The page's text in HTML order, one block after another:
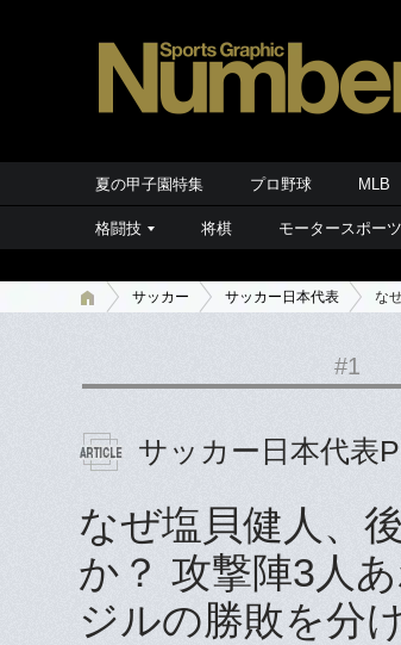
夏の甲子園特集 プロ野球 MLB
格闘技 将棋 モータースポーツ
サッカー サッカー日本代表 な
#1
サッカー日本代表
なぜ塩貝健人、
か？ 攻撃陣3人
ジルの勝敗を分